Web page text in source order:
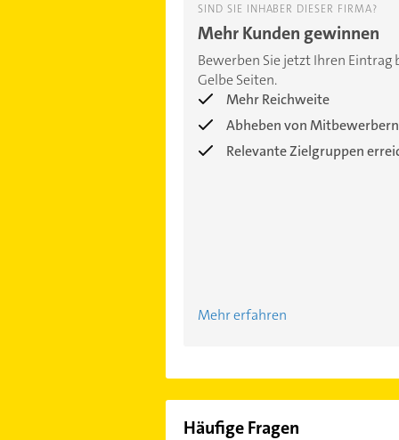
SIND SIE INHABER DIESER FIRMA?
Mehr Kunden gewinnen
Bewerben Sie jetzt Ihren Eintrag
Gelbe Seiten.
Mehr Reichweite
Abheben von Mitbewerbern
Relevante Zielgruppen
Mehr erfahren
Häufige Fragen